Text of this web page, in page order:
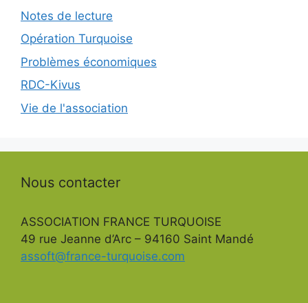
Notes de lecture
Opération Turquoise
Problèmes économiques
RDC-Kivus
Vie de l'association
Nous contacter
ASSOCIATION FRANCE TURQUOISE
49 rue Jeanne d’Arc – 94160 Saint Mandé
assoft@france-turquoise.com